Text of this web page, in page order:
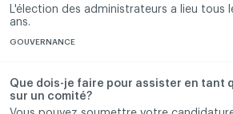
L'élection des administrateurs a lieu tous
ans.
GOUVERNANCE
Que dois-je faire pour assister en tant
sur un comité?